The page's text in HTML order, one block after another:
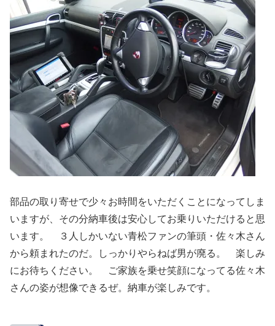
部品の取り寄せで少々お時間をいただくことになってしま
いますが、その分納車後は安心してお乗りいただけると思
います。 ３人しかいない青松ファンの筆頭・佐々木さん
から頼まれたのだ。しっかりやらねば男が廃る。 楽しみ
にお待ちください。 ご家族を乗せ笑顔になってる佐々木
さんの姿が想像できるぜ。納車が楽しみです。